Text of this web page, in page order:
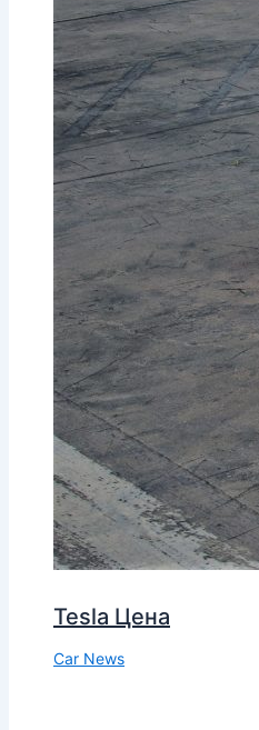
Tesla Цена
Car News